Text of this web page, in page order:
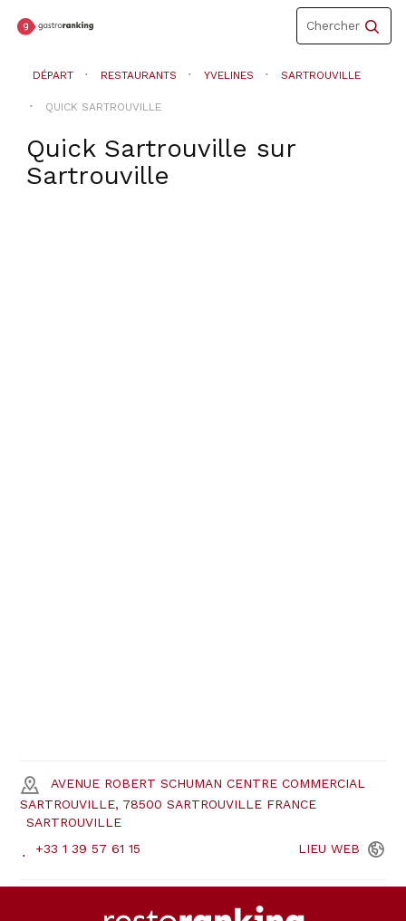
Toggle
navigation
Chercher
DÉPART RESTAURANTS YVELINES SARTROUVILLE
QUICK SARTROUVILLE
Quick Sartrouville sur
Sartrouville
AVENUE ROBERT SCHUMAN CENTRE COMMERCIAL
SARTROUVILLE, 78500 SARTROUVILLE FRANCE
SARTROUVILLE
+33 1 39 57 61 15
LIEU WEB